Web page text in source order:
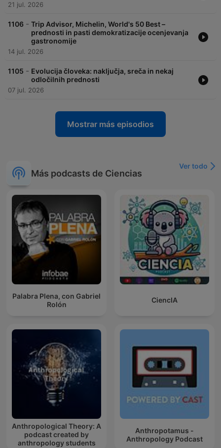
21 jul. 2026
1106 - Trip Advisor, Michelin, World's 50 Best –
prednosti in pasti demokratizacije ocenjevanja
gastronomije
14 jul. 2026
1105 - Evolucija človeka: naključja, sreča in nekaj
odločilnih prednosti
07 jul. 2026
Mostrar más episodios
Más podcasts de Ciencias
Ver todo
Palabra Plena, con Gabriel
Rolón
CiencIA
Anthropological Theory: A
podcast created by
anthropology students
Anthropotamus -
Anthropology Podcast